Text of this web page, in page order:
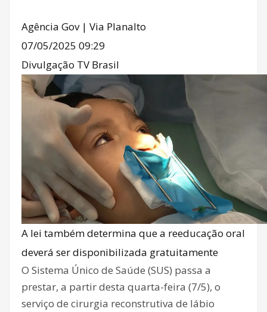
Agência Gov | Via Planalto
07/05/2025 09:29
Divulgação TV Brasil
A lei também determina que a reeducação oral
deverá ser disponibilizada gratuitamente
O Sistema Único de Saúde (SUS) passa a
prestar, a partir desta quarta-feira (7/5), o
serviço de cirurgia reconstrutiva de lábio